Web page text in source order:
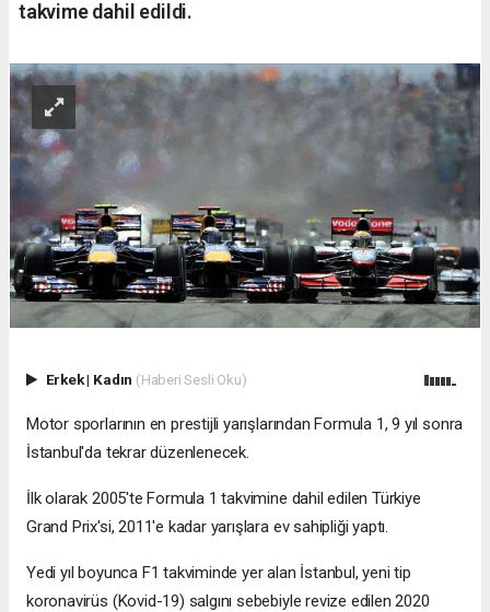
takvime dahil edildi.
Erkek| Kadın (Haberi Sesli Oku)
Motor sporlarının en prestijli yarışlarından Formula 1, 9 yıl sonra
İstanbul'da tekrar düzenlenecek.
İlk olarak 2005'te Formula 1 takvimine dahil edilen Türkiye
Grand Prix'si, 2011'e kadar yarışlara ev sahipliği yaptı.
Yedi yıl boyunca F1 takviminde yer alan İstanbul, yeni tip
koronavirüs (Kovid-19) salgını sebebiyle revize edilen 2020